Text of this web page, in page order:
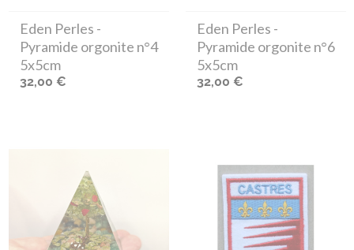
Eden Perles -
Pyramide orgonite n°4
5x5cm
32,00 €
Eden Perles -
Pyramide orgonite n°6
5x5cm
32,00 €